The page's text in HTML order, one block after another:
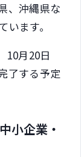
、沖縄県な
ます。
10月20日
了する予定
小企業・